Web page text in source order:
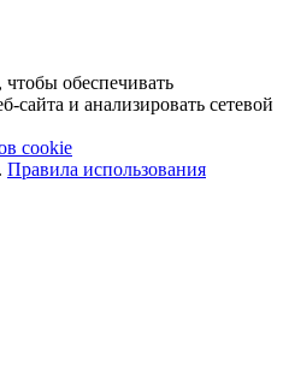
обеспечивать
сайта и анализировать сетевой
cookie
Правила использования